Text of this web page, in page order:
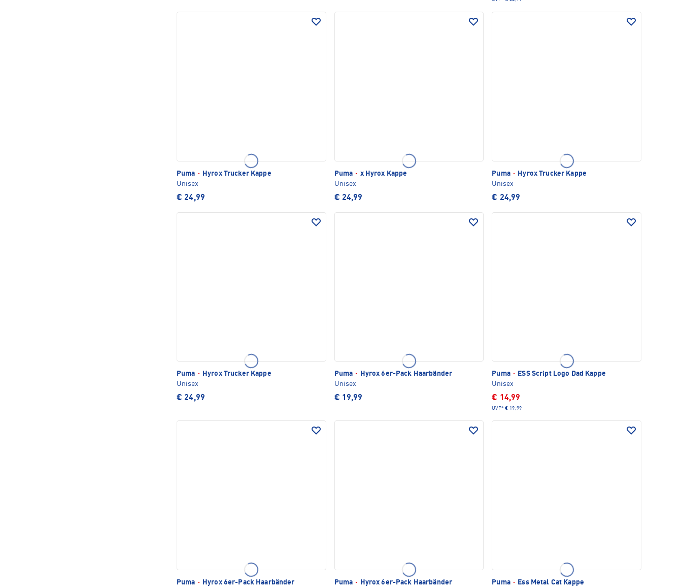
Puma ·
Hyrox Trucker Kappe
Unisex
€ 24,99
Puma · x Hyrox Kappe
Unisex
€ 24,99
Puma ·
Hyrox Trucker Kappe
Unisex
€ 24,99
Puma ·
Hyrox Trucker Kappe
Unisex
€ 24,99
Puma ·
Hyrox 6er-Pack Haarbänder
Unisex
€ 19,99
Puma ·
ESS Script Logo Dad Kappe
Unisex
€ 14,99
UVP* € 19,99
Puma ·
Hyrox 6er-Pack Haarbänder
Puma ·
Hyrox 6er-Pack Haarbänder
Puma ·
Ess Metal Cat Kappe